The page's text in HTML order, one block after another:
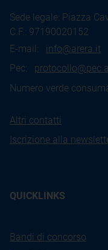
Sede legale: Piazza
C.F.: 97190020152
E-mail: info@arera.it
Pec:
Numero verde
Altri contatti
Iscrizione alla
QUICKLINKS
Bandi di concorso